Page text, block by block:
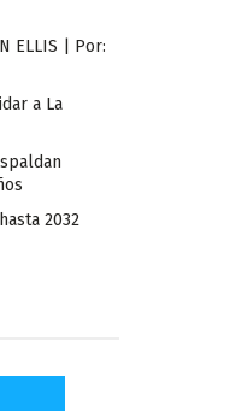
ELLIS | Por:
a La
2032